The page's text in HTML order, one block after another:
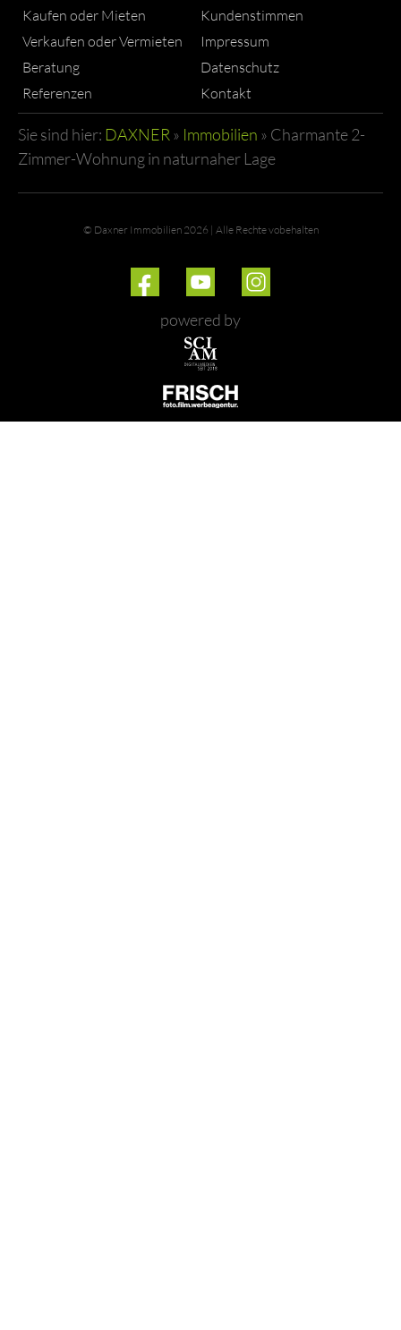
Kaufen oder Mieten
Verkaufen oder Vermieten
Beratung
Referenzen
Kundenstimmen
Impressum
Datenschutz
Kontakt
Sie sind hier: DAXNER » Immobilien » Charmante 2-
Zimmer-Wohnung in naturnaher Lage
© Daxner Immobilien 2026 | Alle Rechte vobehalten
powered by